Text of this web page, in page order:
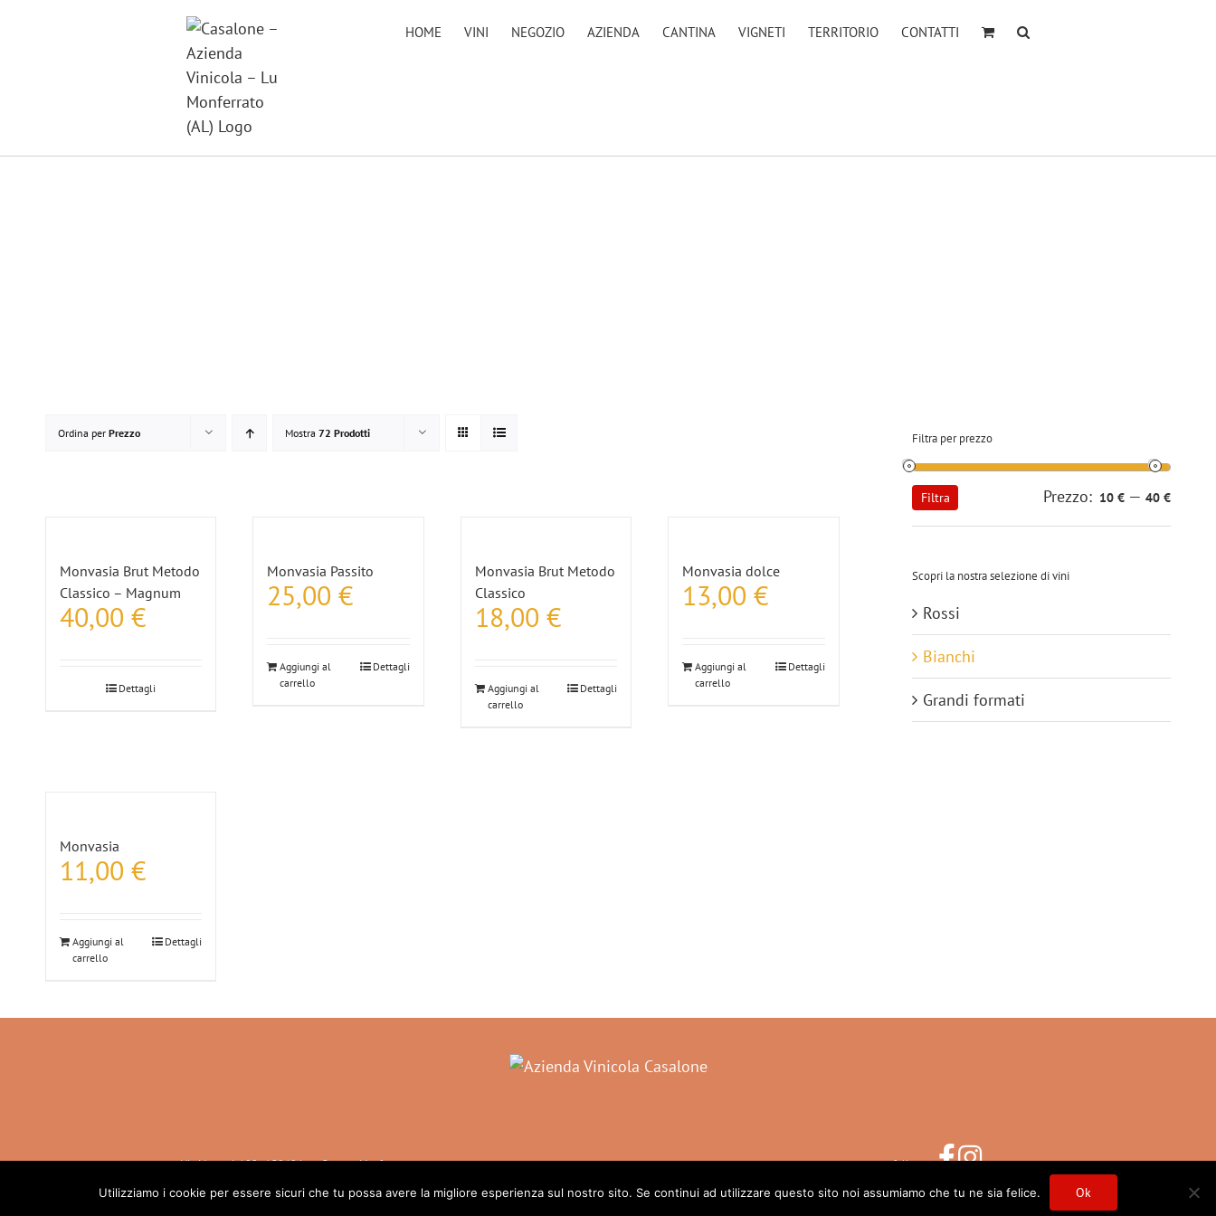
HOME VINI NEGOZIO AZIENDA CANTINA VIGNETI TERRITORIO CONTATTI
Ordina per Prezzo Mostra 72 Prodotti
Monvasia Brut Metodo
Classico – Magnum
40,00 €
Dettagli
Monvasia Passito
25,00€
Aggiungi al
carrello
Dettagli
Monvasia Brut Metodo
Classico
18,00 €
Aggiungi al
carrello
Dettagli
Monvasia dolce
13,00€
Aggiungi al
carrello
Dettagli
Monvasia
11,00 €
Aggiungi al
carrello
Dettagli
Filtra per prezzo
Prezzo
Min
Prezzo
Max
Filtra Prezzo: 10 € — 40 €
Scopri la nostra selezione di vini
Rossi
Bianchi
Grandi formati
Via Marconi, 100 - 15040 Lu e Cuccaro Monferrato
follow us
Utilizziamo i cookie per essere sicuri che tu possa avere la migliore esperienza sul nostro sito. Se continui ad utilizzare questo sito noi assumiamo che tu ne sia felice. Ok